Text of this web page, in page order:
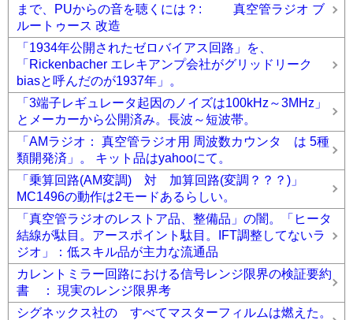
まで、PUからの音を聴くには？: 真空管ラジオ ブ
ルートゥース 改造
「1934年公開されたゼロバイアス回路」を、
「Rickenbacher エレキアンプ会社がグリッドリーク
biasと呼んだのが1937年」。
「3端子レギュレータ起因のノイズは100kHz～3MHz」
とメーカーから公開済み。長波～短波帯。
「AMラジオ： 真空管ラジオ用 周波数カウンタ は 5種
類開発済」。 キット品はyahooにて。
「乗算回路(AM変調) 対 加算回路(変調？？？)」
MC1496の動作は2モードあるらしい。
「真空管ラジオのレストア品、整備品」の闇。「ヒータ
結線が駄目。アースポイント駄目。IFT調整してないラ
ジオ」：低スキル品が主力な流通品
カレントミラー回路における信号レンジ限界の検証要約
書 ： 現実のレンジ限界考
シグネックス社の すべてマスターフィルムは燃えた。